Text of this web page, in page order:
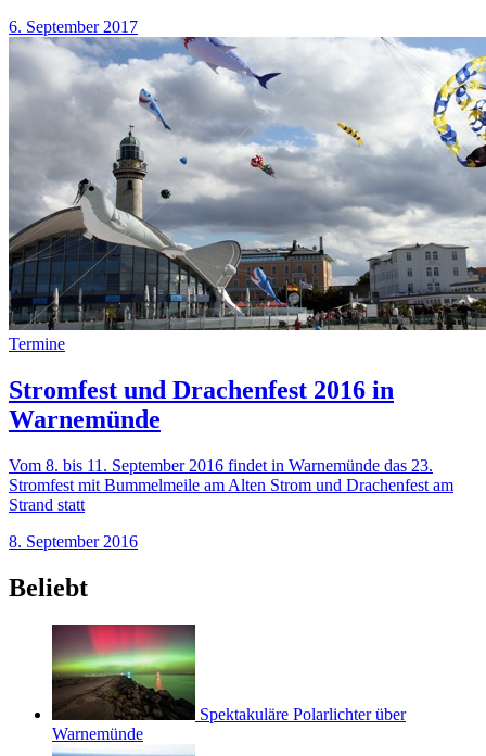
6. September 2017
Termine
Stromfest und Drachenfest 2016 in
Warnemünde
Vom 8. bis 11. September 2016 findet in Warnemünde das 23.
Stromfest mit Bummelmeile am Alten Strom und Drachenfest am
Strand statt
8. September 2016
Beliebt
Spektakuläre Polarlichter über
Warnemünde